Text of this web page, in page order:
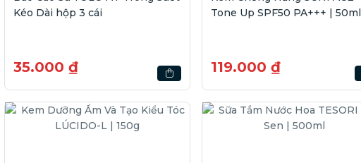
Kéo Dài hộp 3 cái
35.000 ₫
Tone Up SPF50 PA+++ | 50ml
119.000 ₫